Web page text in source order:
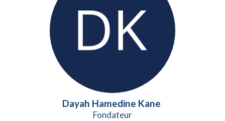
Dayah Hamedine Kane
Fondateur